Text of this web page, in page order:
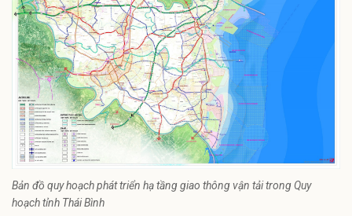
Bản đồ quy hoạch phát triển hạ tầng giao thông vận tải trong Quy
hoạch tỉnh Thái Bình